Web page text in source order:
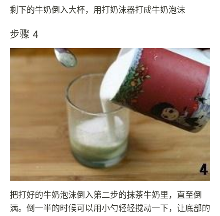
剩下的牛奶倒入大杯，用打奶沫器打成牛奶泡沫
步骤 4
把打好的牛奶泡沫倒入第二步的抹茶牛奶里，直至倒
满。倒一半的时候可以用小勺轻轻搅动一下，让底部的